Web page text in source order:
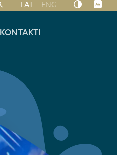
LAT ENG
KONTAKTI